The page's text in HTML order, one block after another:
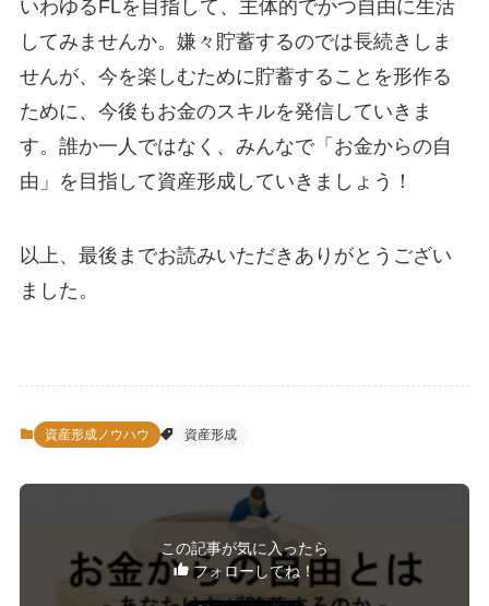
いわゆるFLを目指して、主体的でかつ自由に生活
してみませんか。嫌々貯蓄するのでは長続きしま
せんが、今を楽しむために貯蓄することを形作る
ために、今後もお金のスキルを発信していきま
す。誰か一人ではなく、みんなで「お金からの自
由」を目指して資産形成していきましょう！
以上、最後までお読みいただきありがとうござい
ました。
資産形成ノウハウ 資産形成
この記事が気に入ったら
フォローしてね！